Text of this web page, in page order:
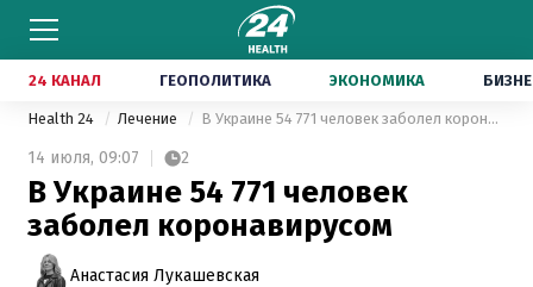
24 КАНАЛ ГЕОПОЛИТИКА ЭКОНОМИКА
Health 24 Лечение В Украине 54 771 человек заболел коронавирусом
14 июля, 09:07 2
В Украине 54 771 человек
заболел коронавирусом
Анастасия Лукашевская